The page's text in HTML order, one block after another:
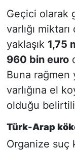
Geçici olarak
varlığı
yaklaşık 1,75
960 bin euro
Buna rağmen
varlığına el
olduğu
Türk-Arap
Organize suç